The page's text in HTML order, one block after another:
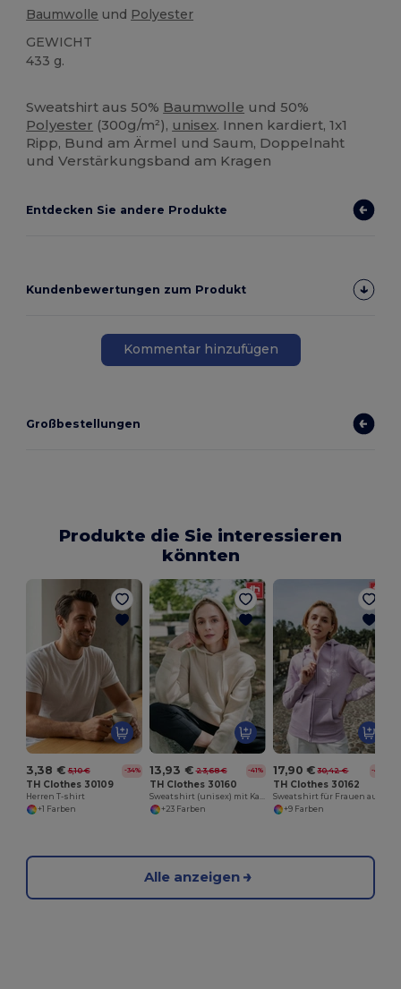
Baumwolle und Polyester
GEWICHT
433 g.
Sweatshirt aus 50% Baumwolle und 50%
Polyester (300g/m²), unisex. Innen kardiert, 1x1
Ripp, Bund am Ärmel und Saum, Doppelnaht
und Verstärkungsband am Kragen
Entdecken Sie andere Produkte
Kundenbewertungen zum Produkt
Kommentar hinzufügen
Großbestellungen
Produkte die Sie interessieren
könnten
3,38 € 5,10 € -34%
TH Clothes 30109
Herren T-shirt
+1 Farben
13,93 € 23,68 € -41%
TH Clothes 30160
+23 Farben
17,90 € 30,42 € -41%
TH Clothes 30162
+9 Farben
Alle anzeigen